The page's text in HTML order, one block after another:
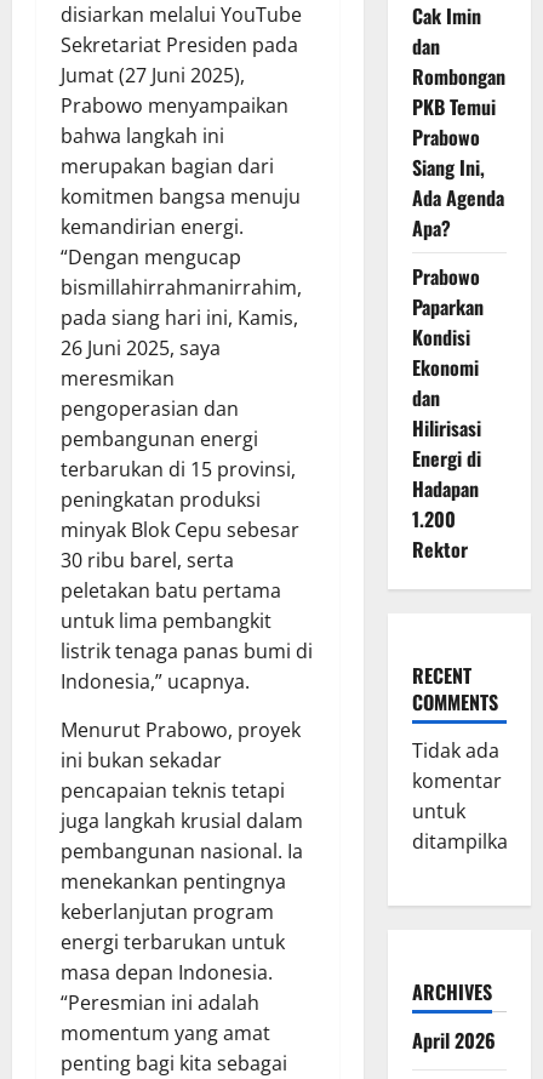
disiarkan melalui YouTube
Sekretariat Presiden pada
Jumat (27 Juni 2025),
Prabowo menyampaikan
bahwa langkah ini
merupakan bagian dari
komitmen bangsa menuju
kemandirian energi.
“Dengan mengucap
bismillahirrahmanirrahim,
pada siang hari ini, Kamis,
26 Juni 2025, saya
meresmikan
pengoperasian dan
pembangunan energi
terbarukan di 15 provinsi,
peningkatan produksi
minyak Blok Cepu sebesar
30 ribu barel, serta
peletakan batu pertama
untuk lima pembangkit
listrik tenaga panas bumi di
Indonesia,” ucapnya.
Menurut Prabowo, proyek
ini bukan sekadar
pencapaian teknis tetapi
juga langkah krusial dalam
pembangunan nasional. Ia
menekankan pentingnya
keberlanjutan program
energi terbarukan untuk
masa depan Indonesia.
“Peresmian ini adalah
momentum yang amat
penting bagi kita sebagai
Cak Imin
dan
Rombongan
PKB Temui
Prabowo
Siang Ini,
Ada Agenda
Apa?
Prabowo
Paparkan
Kondisi
Ekonomi
dan
Hilirisasi
Energi di
Hadapan
1.200
Rektor
RECENT
COMMENTS
Tidak ada
komentar
untuk
ditampilkan.
ARCHIVES
April 2026